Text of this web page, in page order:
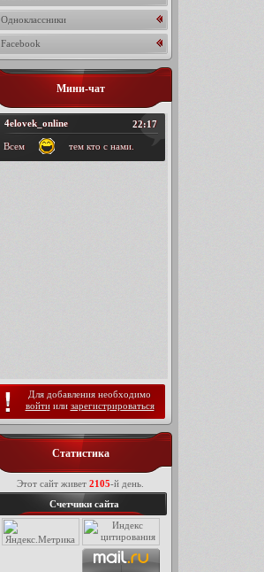
Одноклассники
Facebook
Мини-чат
Для добавления необходимо
войтиили зарегистрироваться
Статистика
Этот сайт живет 2105-й день.
Счетчики сайта